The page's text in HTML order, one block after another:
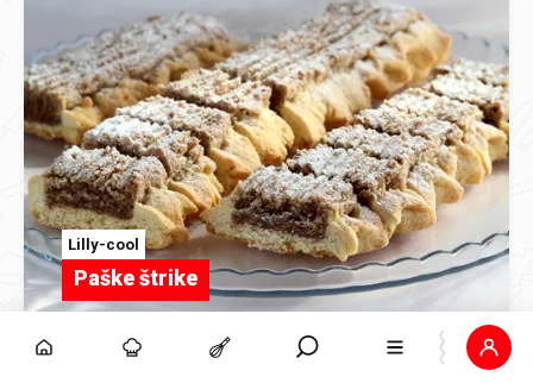
Lilly-cool
Paške štrike